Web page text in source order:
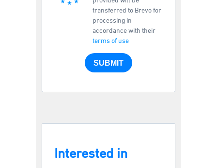
transferred to Brevo for
processing in
accordance with their
terms of use
SUBMIT
Interested in